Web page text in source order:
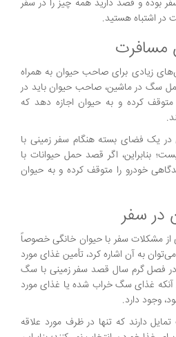
بوده و قصد دارید همه چیز را در سفر
در اشتباه هستید.
مسافرت
زیادی برای صاحب حیوان به همراه
حمل سگ در ماشین، صاحب حیوان باید در
متوقف کرده و به حیوان اجازه دهد که
یک فضای بسته هنگام سفر زمینی با
بنابراین، اگر قصد حمل حیوانات با
خودرو را متوقف کرده و به حیوان
در سفر
از مشکلات سفر با حیوان خانگی خصوصاً
به آن اشاره کرد، تأمین غذای مورد
فصل گرم سال قصد سفر زمینی با سگ
آنکه غذای سگ خراب شده یا غذای مورد
وجود دارد.
دارند که تنها در ظرف مورد علاقه